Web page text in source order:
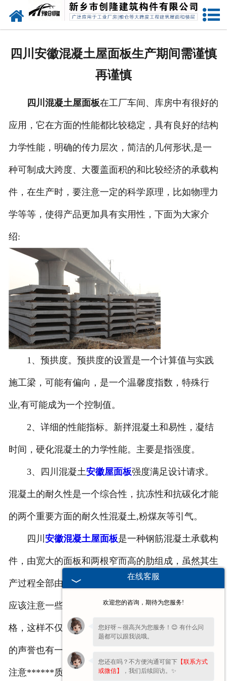
网站首页
资质荣誉
成功案例
联系我们
四川安徽混凝土屋面板生产期间需谨慎
再谨慎
四川混凝土屋面板在工厂车间、库房中有很好的
应用，它在方面的性能都比较稳定，具有良好的结构
力学性能，明确的传力层次，简洁的几何形状,是一
种可制成大跨度、大覆盖面积的和比较经济的承载构
件，在生产时，要注意一定的科学原理，比如物理力
学等等，使得产品更加具有实用性，下面为大家介
绍:
1、预拱度。预拱度的设置是一个计算值与实践
施工梁，可能有偏向，是一个温馨度指数，特殊行
业,有可能成为一个控制值。
2、详细的性能指标。新拌混凝土和易性，凝结
时间，硬化混凝土的力学性能。主要是指强度。
3、四川混凝土安徽屋面板强度满足设计请求。
混凝土的耐久性是一个综合性，抗冻性和抗碳化才能
的两个重要方面的耐久性混凝土,粉煤灰等引气。
四川 安徽混凝土屋面板是一种钢筋混凝土承载构
件，由宽大的面板和两根窄而高的肋组成，虽然其生
产过程全部由机器来完成，但是在其生产的过程中也
应该注意一些问题，避免生产出的材料的质量不合
格，这样不仅是对消费者的不负责，同时对自己企业
的声誉也有一定的影响，所以在生产的过程中一定要
注意******质量。
在线客服
欢迎您的咨询，期待为您服务!
您好呀～很高兴为您服务！😊 有什么问
题都可以跟我说哦。
您还在吗？不方便沟通可留下 【联系方式
或微信】
，我们后续回访。✨